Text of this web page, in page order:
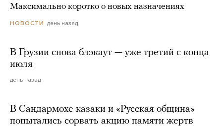
Максимально коротко о новых назначениях
НОВОСТИ день назад
В Грузии снова блэкаут — уже третий с конца
июля
день назад
В Сандармохе казаки и «Русская община»
попытались сорвать акцию памяти жертв